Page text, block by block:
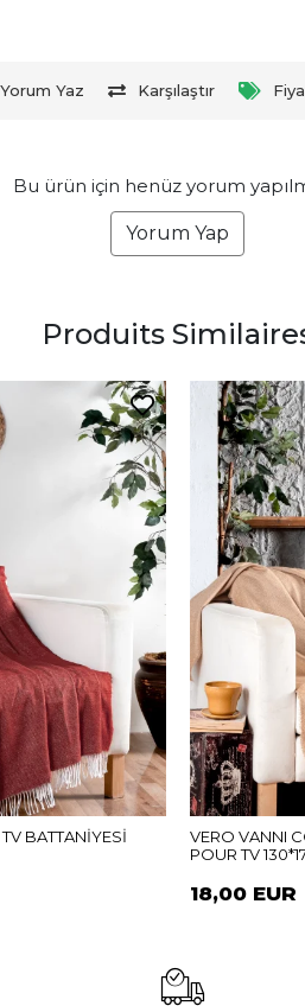
Yorum Yaz Karşılaştır
Bu ürün için henüz yorum
Yorum Yap
Produits
BATTANİYESİ
VERO VANNI
POUR TV
18,00 EUR